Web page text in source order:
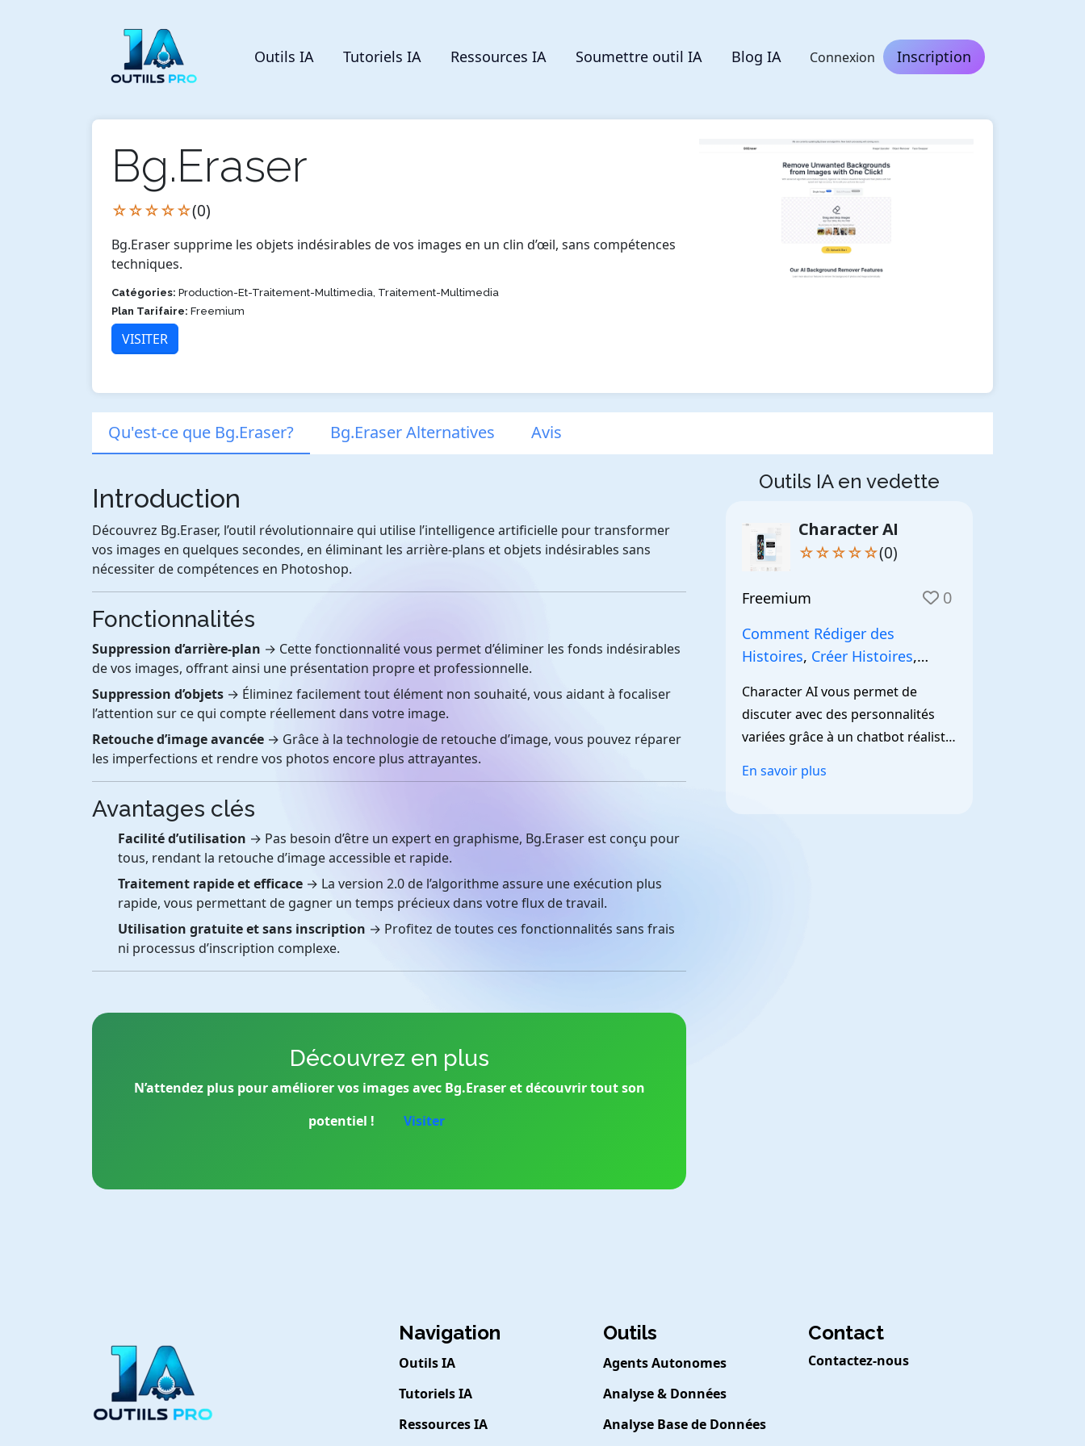
Outils IA Tutoriels IA Ressources IA Soumettre outil IA Blog IA Connexion Inscription
Bg.Eraser
☆☆☆☆☆(0)
Bg.Eraser supprime les objets indésirables de vos images en un clin d’œil, sans compétences
techniques.
Catégories: Production-Et-Traitement-Multimedia, Traitement-Multimedia
Plan Tarifaire: Freemium
VISITER
Qu'est-ce que Bg.Eraser? Bg.Eraser Alternatives Avis
Introduction
Découvrez Bg.Eraser, l’outil révolutionnaire qui utilise l’intelligence artificielle pour transformer
vos images en quelques secondes, en éliminant les arrière-plans et objets indésirables sans
nécessiter de compétences en Photoshop.
Fonctionnalités
Suppression d’arrière-plan → Cette fonctionnalité vous permet d’éliminer les fonds indésirables
de vos images, offrant ainsi une présentation propre et professionnelle.
Suppression d’objets → Éliminez facilement tout élément non souhaité, vous aidant à focaliser
l’attention sur ce qui compte réellement dans votre image.
Retouche d’image avancée → Grâce à la technologie de retouche d’image, vous pouvez réparer
les imperfections et rendre vos photos encore plus attrayantes.
Avantages clés
Facilité d’utilisation → Pas besoin d’être un expert en graphisme, Bg.Eraser est conçu pour
tous, rendant la retouche d’image accessible et rapide.
Traitement rapide et efficace → La version 2.0 de l’algorithme assure une exécution plus
rapide, vous permettant de gagner un temps précieux dans votre flux de travail.
Utilisation gratuite et sans inscription → Profitez de toutes ces fonctionnalités sans frais
ni processus d’inscription complexe.
Découvrez en plus
N’attendez plus pour améliorer vos images avec Bg.Eraser et découvrir tout son
potentiel !
Visiter
Outils IA en vedette
Character AI
☆☆☆☆☆(0)
Freemium 0
Comment Rédiger des
Histoires, Créer Histoires,
Character AI vous permet de
discuter avec des personnalités
variées grâce à un chatbot réaliste
En savoir plus
Navigation
Outils IA
Tutoriels IA
Ressources IA
Outils
Agents Autonomes
Analyse & Données
Analyse Base de Données
Contact
Contactez-nous